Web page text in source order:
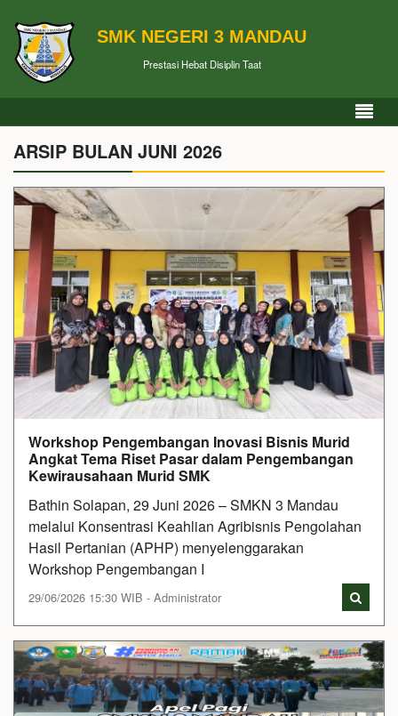
SMK NEGERI 3 MANDAU
Prestasi Hebat Disiplin Taat
ARSIP BULAN JUNI 2026
Workshop Pengembangan Inovasi Bisnis Murid
Angkat Tema Riset Pasar dalam Pengembangan
Kewirausahaan Murid SMK
Bathin Solapan, 29 Juni 2026 – SMKN 3 Mandau
melalui Konsentrasi Keahlian Agribisnis Pengolahan
Hasil Pertanian (APHP) menyelenggarakan
Workshop Pengembangan I
29/06/2026 15:30 WIB - Administrator